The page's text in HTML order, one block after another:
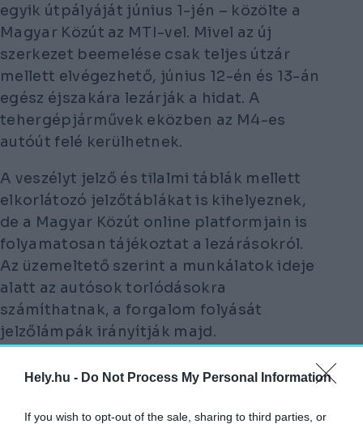
Hely.hu - Do Not Process My Personal Information
If you wish to opt-out of the sale, sharing to third parties, or
egyik útpályáját június 1-jén – közölte a
Magyar Közút az MTI-vel. Mivel az új
szerkezet beemelése csak teljes útzár
mellett elvégezhető, június 12-én és 13-án
egész éjszakára lezárják a hidat. A
tehergépjárművek eközben az M4-es
autóút felé kerülhetnek.
A veszélyt jelző és tilalmi táblák mellett
elkorlátozó jelzőtáblákat is kihelyeznek,
de a Magyar Közút online platformjain is
folyamatosan tájékoztat a lezárásokról.
Az üzemeltető szerint a munkálatok ideje
alatt az autósok torlódásokra
számíthatnak, a forgalom folyását
jelzőlámpák irányítják majd.
A lezárás várhatóan egy hónapig tart